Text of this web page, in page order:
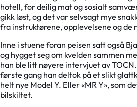
hotell, for deilig mat og sosialt
gikk løst, og det var selvsagt mye
fra instruktørene, opplevelsene og de
Inne i stuene foran peisen satt også
og hygget seg om kvelden sammen
han ble litt nøyere intervjuet av
første gang han deltok på et slikt
helt nye Model Y. Eller «MR Y», som
bilskiltet.